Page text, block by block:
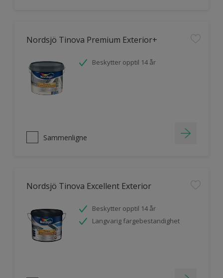
Nordsjö Tinova Premium Exterior+
Beskytter opptil 14 år
Sammenligne
Nordsjö Tinova Excellent Exterior
Beskytter opptil 14 år
Langvarig fargebestandighet